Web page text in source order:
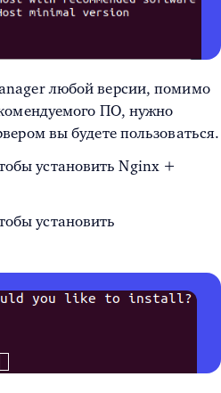
любой версии, помимо
ПО, нужно
вы будете пользоваться.
установить Nginx +
установить